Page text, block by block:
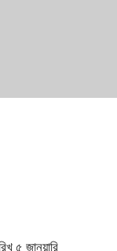
৫ জানুয়ারি